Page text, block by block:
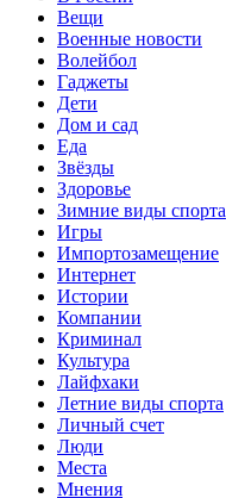
Вещи
Военные новости
Волейбол
Гаджеты
Дети
Дом и сад
Еда
Звёзды
Здоровье
Зимние виды спорта
Игры
Импортозамещение
Интернет
Истории
Компании
Криминал
Культура
Лайфхаки
Летние виды спорта
Личный счет
Люди
Места
Мнения